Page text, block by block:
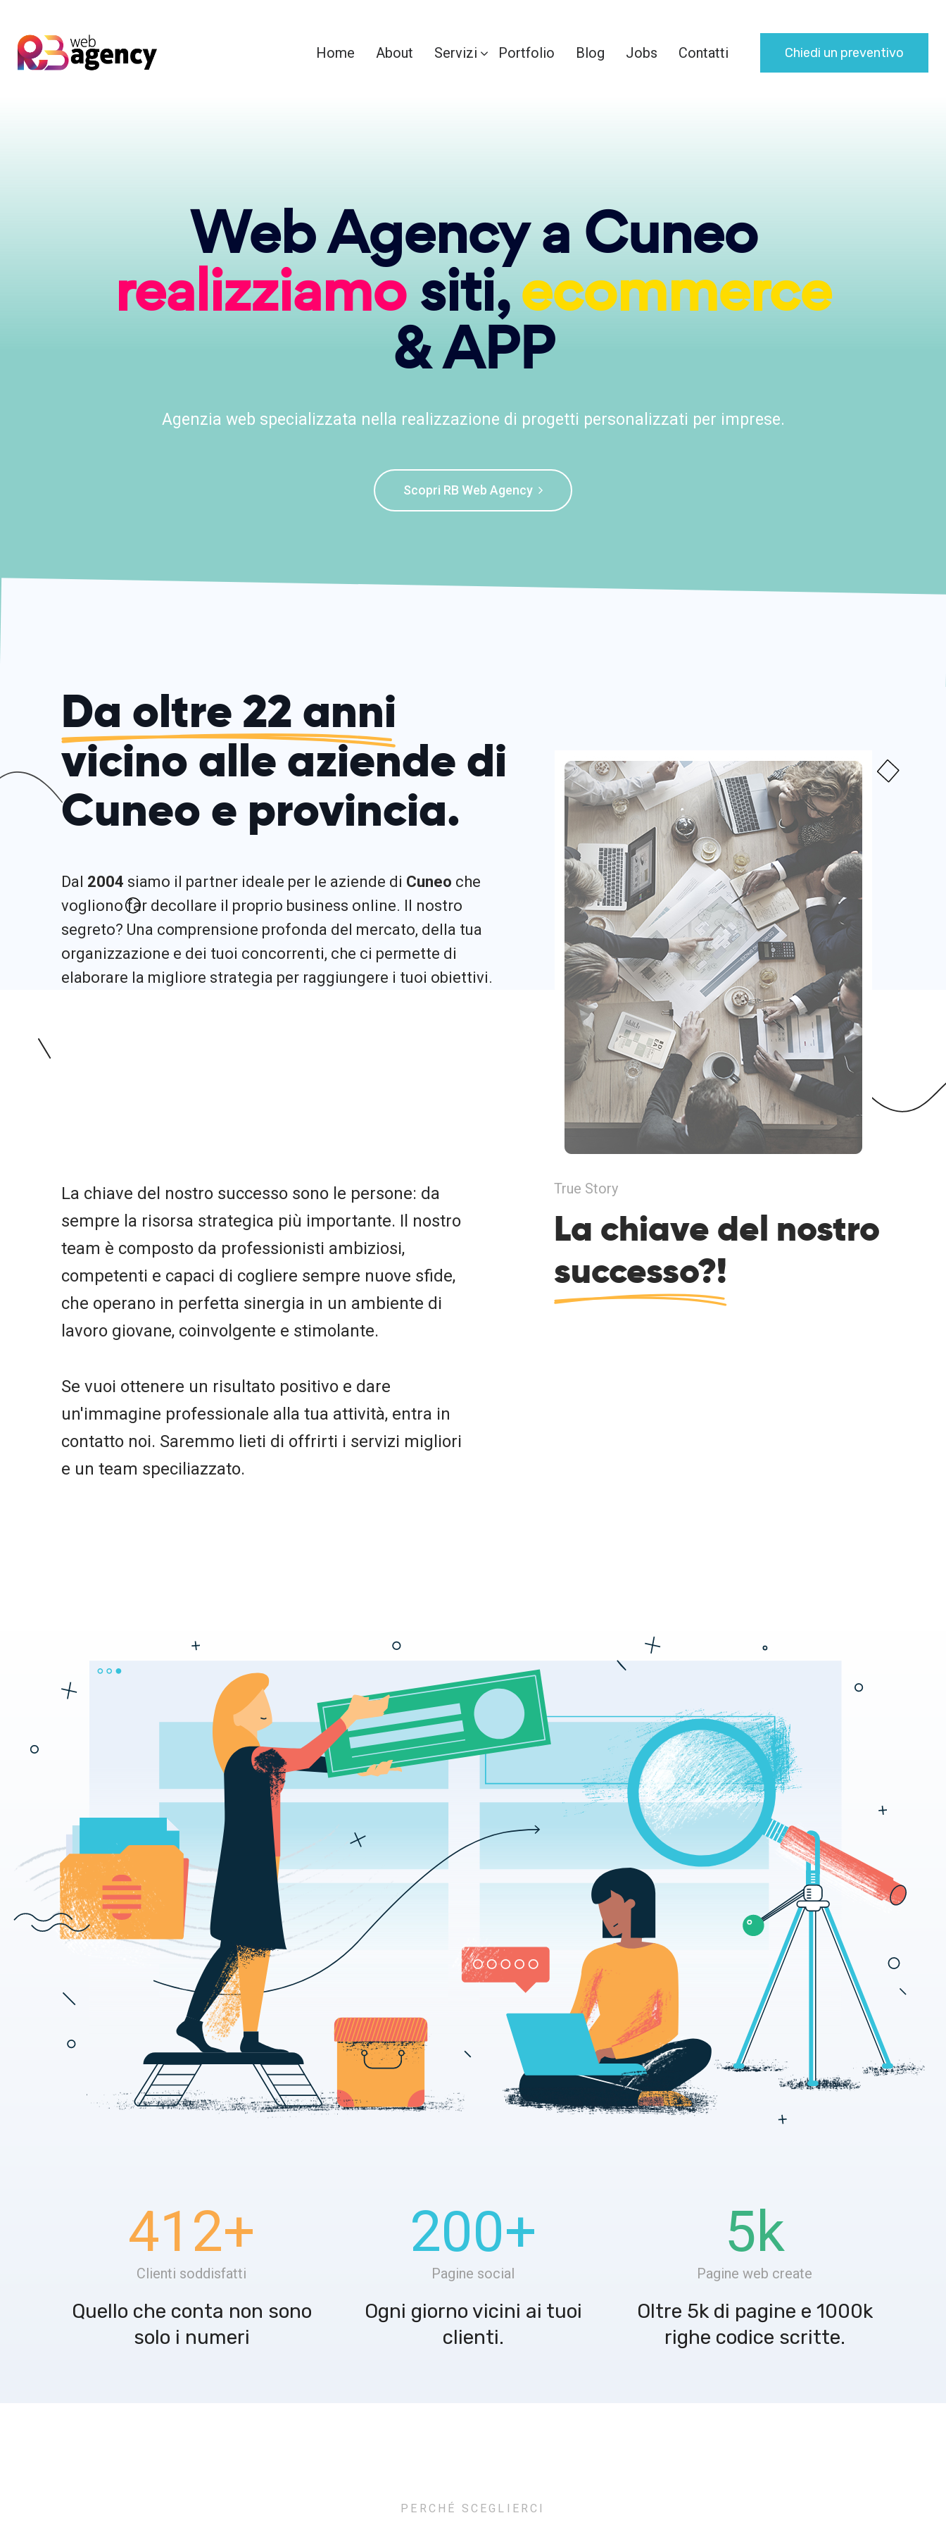
Home About Servizi Portfolio Blog Jobs Contatti Chiedi un preventivo
Web Agency a Cuneo
realizziamositi,ecommerce
& APP
Agenzia web specializzata nella realizzazione di progetti personalizzati per imprese.
Scopri RB Web Agency
Da oltre 22 anni
vicino alle aziende di
Cuneo e provincia.
Dal 2004 siamo il partner ideale per le aziende di Cuneo che
vogliono far decollare il proprio business online. Il nostro
segreto? Una comprensione profonda del mercato, della tua
organizzazione e dei tuoi concorrenti, che ci permette di
elaborare la migliore strategia per raggiungere i tuoi obiettivi.
True Story
La chiave del nostro
successo?!
La chiave del nostro successo sono le persone: da
sempre la risorsa strategica più importante. Il nostro
team è composto da professionisti ambiziosi,
competenti e capaci di cogliere sempre nuove sfide,
che operano in perfetta sinergia in un ambiente di
lavoro giovane, coinvolgente e stimolante.
Se vuoi ottenere un risultato positivo e dare
un'immagine professionale alla tua attività, entra in
contatto noi. Saremmo lieti di offrirti i servizi migliori
e un team speciliazzato.
412+
Clienti soddisfatti
Quello che conta non sono
solo i numeri
200+
Pagine social
Ogni giorno vicini ai tuoi
clienti.
5k
Pagine web create
Oltre 5k di pagine e 1000k
righe codice scritte.
PERCHÉ SCEGLIERCI